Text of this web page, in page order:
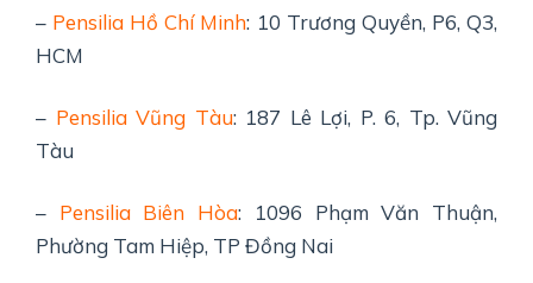
– Pensilia Hồ Chí Minh: 10 Trương Quyền, P6, Q3,
HCM
– Pensilia Vũng Tàu: 187 Lê Lợi, P. 6, Tp. Vũng
Tàu
– Pensilia Biên Hòa: 1096 Phạm Văn Thuận,
Phường Tam Hiệp, TP Đồng Nai